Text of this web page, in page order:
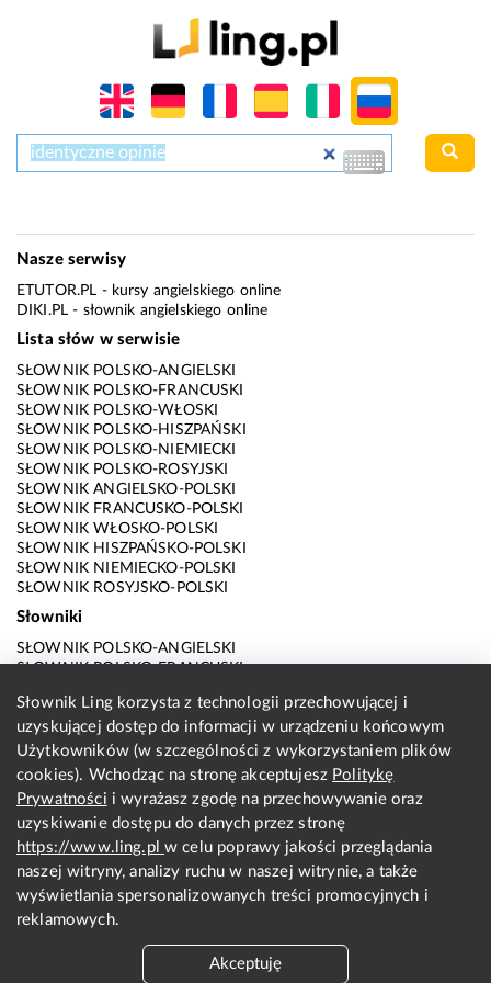
Nasze serwisy
ETUTOR.PL - kursy angielskiego online
DIKI.PL - słownik angielskiego online
Lista słów w serwisie
SŁOWNIK POLSKO-ANGIELSKI
SŁOWNIK POLSKO-FRANCUSKI
SŁOWNIK POLSKO-WŁOSKI
SŁOWNIK POLSKO-HISZPAŃSKI
SŁOWNIK POLSKO-NIEMIECKI
SŁOWNIK POLSKO-ROSYJSKI
SŁOWNIK ANGIELSKO-POLSKI
SŁOWNIK FRANCUSKO-POLSKI
SŁOWNIK WŁOSKO-POLSKI
SŁOWNIK HISZPAŃSKO-POLSKI
SŁOWNIK NIEMIECKO-POLSKI
SŁOWNIK ROSYJSKO-POLSKI
Słowniki
SŁOWNIK POLSKO-ANGIELSKI
SŁOWNIK POLSKO-FRANCUSKI
SŁOWNIK POLSKO-HISZPAŃSKI
SŁOWNIK POLSKO-NIEMIECKI
SŁOWNIK POLSKO-ROSYJSKI
SŁOWNIK ANGIELSKO-POLSKI
SŁOWNIK FRANCUSKO-POLSKI
SŁOWNIK WŁOSKO-POLSKI
SŁOWNIK HISZPAŃSKO-POLSKI
SŁOWNIK NIEMIECKO-POLSKI
SŁOWNIK ROSYJSKO-POLSKI
O nas
KONTAKT Z REDAKCJĄ
Słownik Ling korzysta z technologii przechowującej i
uzyskującej dostęp do informacji w urządzeniu końcowym
Użytkowników (w szczególności z wykorzystaniem plików
cookies). Wchodząc na stronę akceptujesz Politykę
Prywatności i wyrażasz zgodę na przechowywanie oraz
uzyskiwanie dostępu do danych przez stronę
https://www.ling.plw celu poprawy jakości przeglądania
naszej witryny, analizy ruchu w naszej witrynie, a także
wyświetlania spersonalizowanych treści promocyjnych i
reklamowych.
Akceptuję